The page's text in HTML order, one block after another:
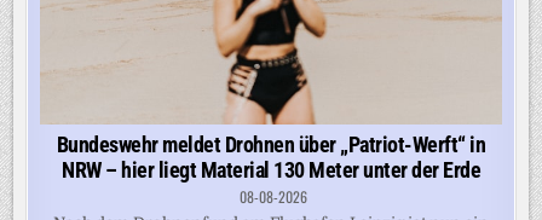
Bundeswehr meldet Drohnen über „Patriot-Werft“ in
NRW – hier liegt Material 130 Meter unter der Erde
08-08-2026